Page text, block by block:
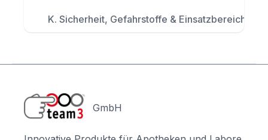
K. Sicherheit, Gefahrstoffe & Einsatzbereich
GmbH